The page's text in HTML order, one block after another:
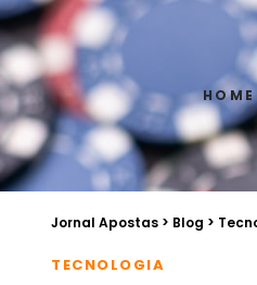
HOME
Jornal Apostas > Blog >
TECNOLOGIA